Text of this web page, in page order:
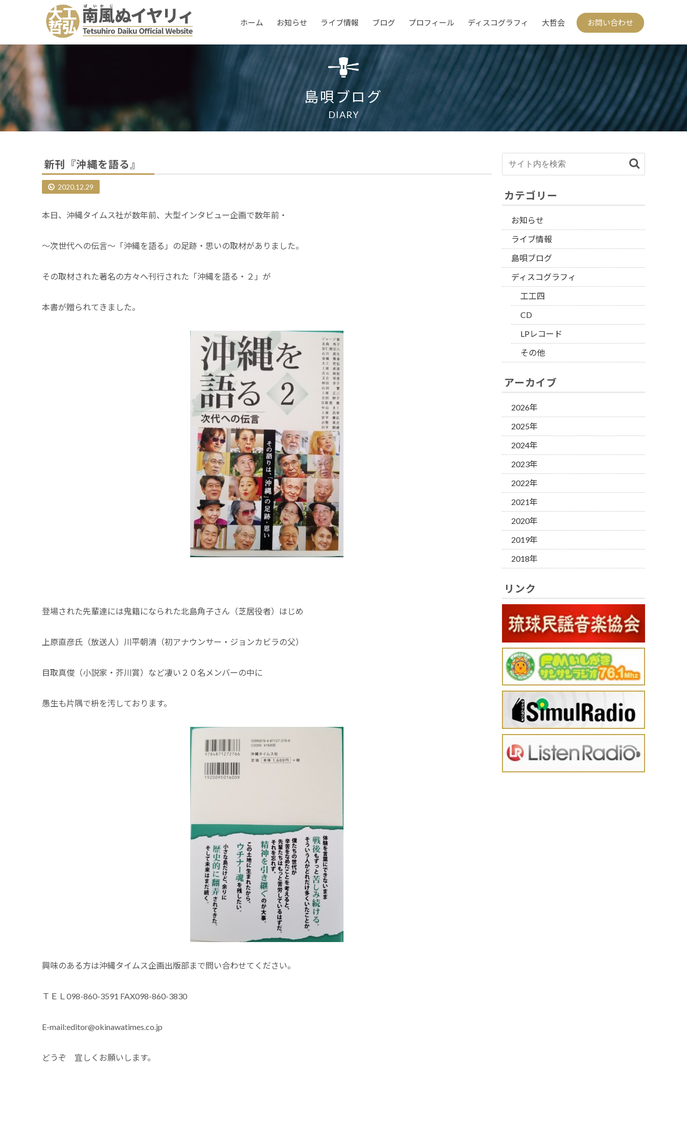
ホーム お知らせ ライブ情報 ブログ プロフィール ディスコグラフィ 大哲会 お問い合わせ
島唄ブログ
DIARY
新刊『沖縄を語る』
2020.12.29
本日、沖縄タイムス社が数年前、大型インタビュー企画で数年前・
～次世代への伝言～「沖縄を語る」の足跡・思いの取材がありました。
その取材された著名の方々へ刊行された「沖縄を語る・２」が
本書が贈られてきました。
登場された先輩達には鬼籍になられた北島角子さん（芝居役者）はじめ
上原直彦氏（放送人）川平朝清（初アナウンサー・ジョンカビラの父）
目取真俊（小説家・芥川賞）など凄い２０名メンバーの中に
愚生も片隅で枡を汚しております。
興味のある方は沖縄タイムス企画出版部まで問い合わせてください。
ＴＥＬ098-860-3591 FAX098-860-3830
E-mail:editor@okinawatimes.co.jp
どうぞ 宜しくお願いします。
カテゴリー
お知らせ
ライブ情報
島唄ブログ
ディスコグラフィ
工工四
CD
LPレコード
その他
アーカイブ
2026年
2025年
2024年
2023年
2022年
2021年
2020年
2019年
2018年
リンク